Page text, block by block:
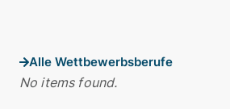
Alle Wettbewerbsberufe
No items found.